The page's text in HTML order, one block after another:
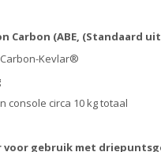
Carbon (ABE, (Standaard
Kevlar®
console circa 10 kg totaal
voor gebruik met